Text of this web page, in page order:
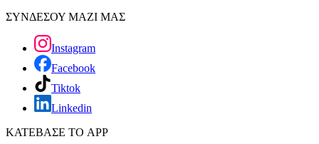
ΣΥΝΔΕΣΟΥ ΜΑΖΙ ΜΑΣ
Instagram
Facebook
Tiktok
Linkedin
ΚΑΤΕΒΑΣΕ ΤΟ APP